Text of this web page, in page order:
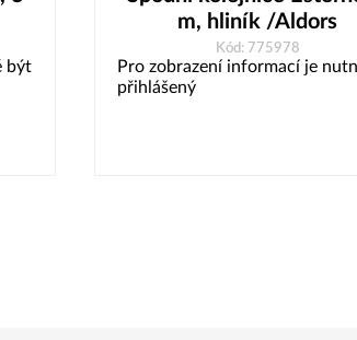
být
m, hliník /Aldors
Kód: 775978
Pro zobrazení informací je
přihlášený